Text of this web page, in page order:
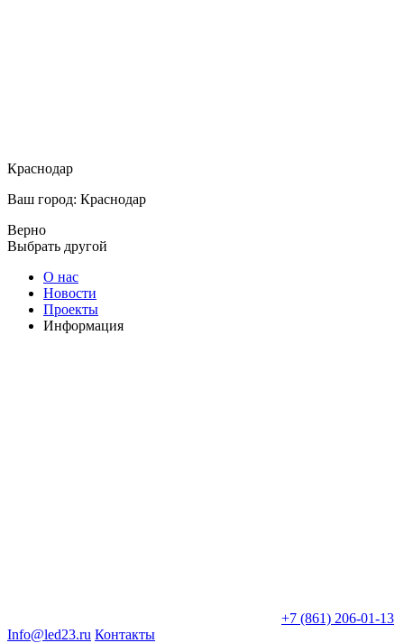
Краснодар
Ваш город: Краснодар
Верно
Выбрать другой
О нас
Новости
Проекты
Информация
+7 (861) 206-01-13
Info@led23.ru Контакты